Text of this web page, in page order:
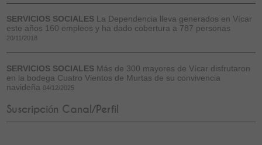
SERVICIOS SOCIALES La Dependencia lleva generados en Vícar
este años 160 empleos y ha dado cobertura a 787 personas
20/11/2018
SERVICIOS SOCIALES Más de 300 mayores de Vícar disfrutaron
en la bodega Cuatro Vientos de Murtas de su convivencia
navideña 04/12/2025
Suscripción Canal/Perfil